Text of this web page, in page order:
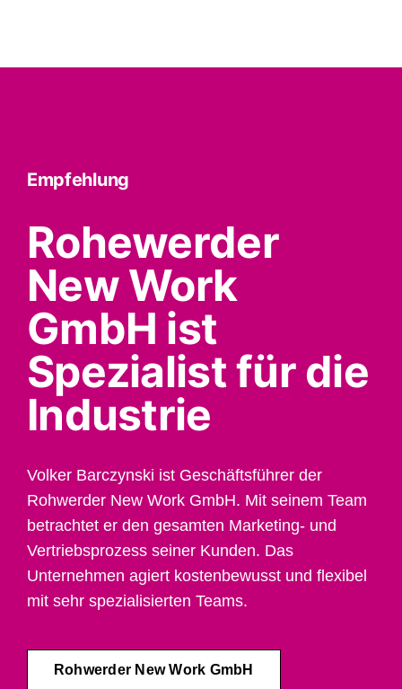
Empfehlung
Rohewerder
New Work
GmbH ist
Spezialist für die
Industrie
Volker Barczynski ist Geschäftsführer der
Rohwerder New Work GmbH. Mit seinem Team
betrachtet er den gesamten Marketing- und
Vertriebsprozess seiner Kunden. Das
Unternehmen agiert kostenbewusst und flexibel
mit sehr spezialisierten Teams.
Rohwerder New Work GmbH